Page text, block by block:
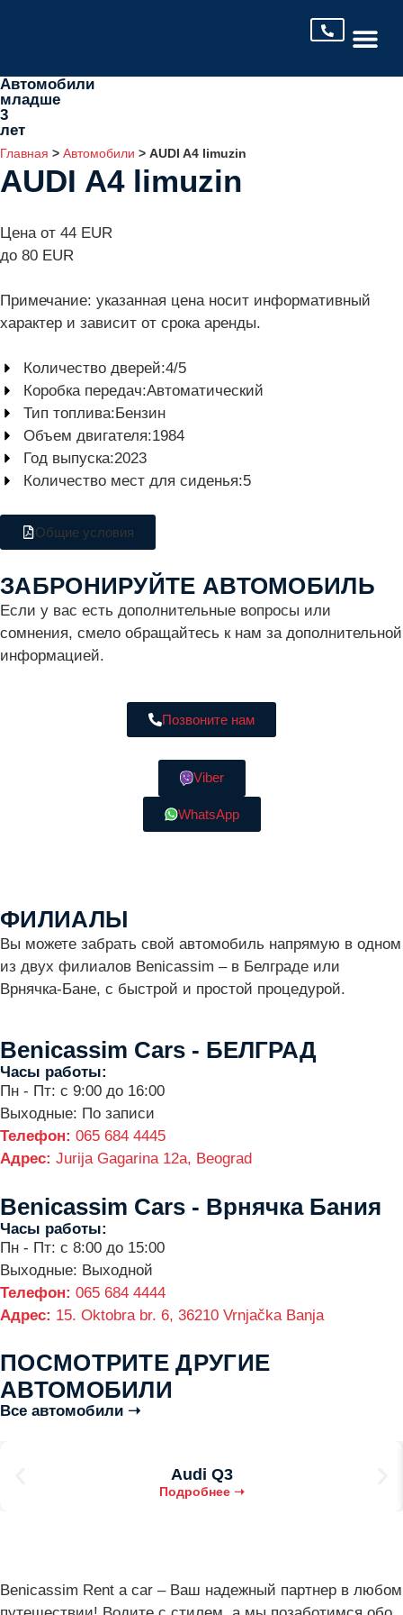
Автомобили
младше
3
лет
Главная > Автомобили > AUDI A4 limuzin
AUDI A4 limuzin
Цена от 44 EUR
до 80 EUR
Примечание: указанная цена носит информативный
характер и зависит от срока аренды.
Количество дверей:4/5
Коробка передач:Автоматический
Тип топлива:Бензин
Объем двигателя:1984
Год выпуска:2023
Количество мест для сиденья:5
Общие условия
ЗАБРОНИРУЙТЕ АВТОМОБИЛЬ
Если у вас есть дополнительные вопросы или
сомнения, смело обращайтесь к нам за дополнительной
информацией.
Позвоните нам
Viber
WhatsApp
ФИЛИАЛЫ
Вы можете забрать свой автомобиль напрямую в одном
из двух филиалов Benicassim – в Белграде или
Врнячка-Бане, с быстрой и простой процедурой.
Benicassim Cars - БЕЛГРАД
Часы работы:
Пн - Пт: с 9:00 до 16:00
Выходные: По записи
Телефон: 065 684 4445
Адрес: Jurija Gagarina 12a, Beograd
Benicassim Cars - Врнячка Бания
Часы работы:
Пн - Пт: с 8:00 до 15:00
Выходные: Выходной
Телефон: 065 684 4444
Адрес: 15. Oktobra br. 6, 36210 Vrnjačka Banja
ПОСМОТРИТЕ ДРУГИЕ
АВТОМОБИЛИ
Все автомобили ➝
Audi Q3
Подробнее ➝
Benicassim Rent a car – Ваш надежный партнер в любом